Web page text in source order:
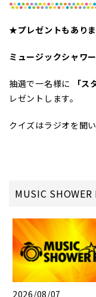
★プレゼントもあり
ミュージックシャワ
抽選で一名様に 「
レゼントします。
クイズはラジオを聞
MUSIC
2026/08/07